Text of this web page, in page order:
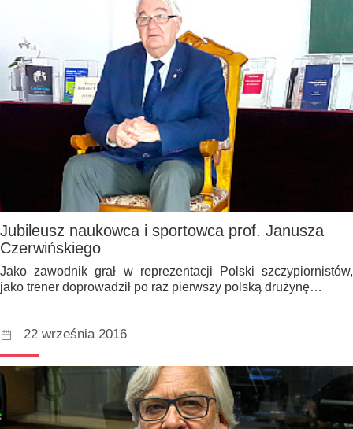
Jubileusz naukowca i sportowca prof. Janusza
Czerwińskiego
Jako zawodnik grał w reprezentacji Polski szczypiornistów,
jako trener doprowadził po raz pierwszy polską drużynę…
22 września 2016